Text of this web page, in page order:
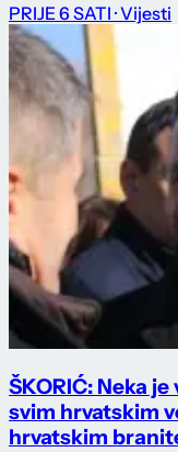
PRIJE 6 SATI · Vijesti
ŠKORIĆ: Neka
svim hrvatskim
hrvatskim